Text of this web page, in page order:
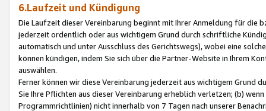
6.Laufzeit und Kündigung
Die Laufzeit dieser Vereinbarung beginnt mit Ihrer Anmeldung für die
jederzeit ordentlich oder aus wichtigem Grund durch schriftliche
automatisch und unter Ausschluss des Gerichtswegs), wobei eine
können kündigen, indem Sie sich über die Partner-Website in Ihrem
auswählen.
Ferner können wir diese Vereinbarung jederzeit aus wichtigem Grund
Sie Ihre Pflichten aus dieser Vereinbarung erheblich verletzen; (b)
Programmrichtlinien) nicht innerhalb von 7 Tagen nach unserer